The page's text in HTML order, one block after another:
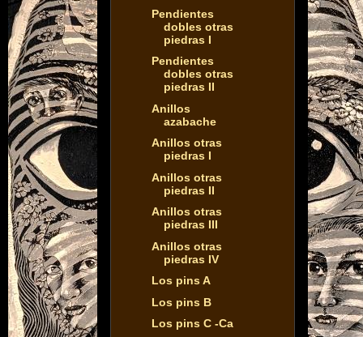
Pendientes
dobles otras
piedras I
Pendientes
dobles otras
piedras II
Anillos
azabache
Anillos otras
piedras I
Anillos otras
piedras II
Anillos otras
piedras III
Anillos otras
piedras IV
Los pins A
Los pins B
Los pins C -Ca